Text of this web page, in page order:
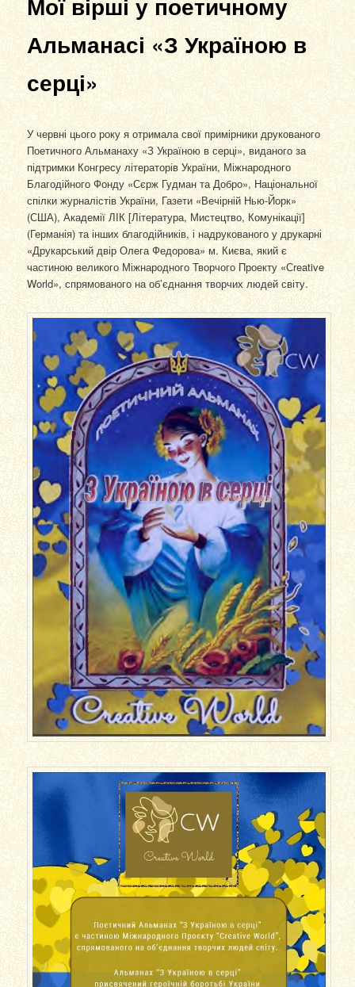
Альманасі «З Україною в
серці»
У червні цього року я отримала свої примірники друкованого
Поетичного Альманаху «З Україною в серці», виданого за
підтримки Конгресу літераторів України, Міжнародного
Благодійного Фонду «Сєрж Гудман та Добро», Національної
спілки журналістів України, Газети «Вечірній Нью-Йорк»
(США), Академії ЛІК [Література, Мистецтво, Комунікації]
(Германія) та інших благодійників, і надрукованого у друкарні
«Друкарський двір Олега Федорова» м. Києва, який є
частиною великого Міжнародного Творчого Проекту «Сreative
World», спрямованого на об’єднання творчих людей світу.